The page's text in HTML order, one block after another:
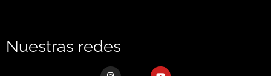
Nuestras redes